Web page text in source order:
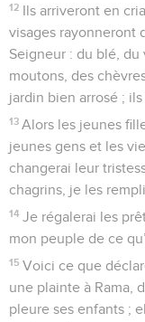
12 Ils arriveront en
visages rayonneront
Seigneur : du blé, du
moutons, des
jardin bien arrosé ;
13 Alors les jeunes
jeunes gens et les
changerai leur
chagrins, je les
14 Je régalerai les
mon peuple de ce
15 Voici ce que
une plainte à Rama,
pleure ses enfants ;